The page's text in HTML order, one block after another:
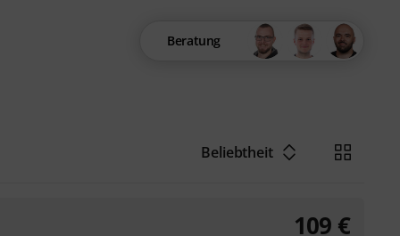
Beratung
Beliebtheit
109 €